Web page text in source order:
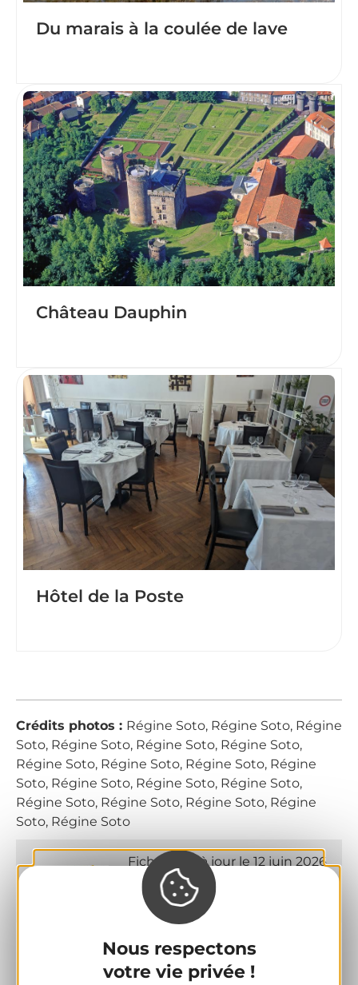
Nous respectons
votre vie privée !
Du marais à la coulée de lave
Château Dauphin
Hôtel de la Poste
Crédits photos : Régine Soto, Régine Soto, Régine
Soto, Régine Soto, Régine Soto, Régine Soto,
Régine Soto, Régine Soto, Régine Soto, Régine
Soto, Régine Soto, Régine Soto, Régine Soto,
Régine Soto, Régine Soto, Régine Soto, Régine
Soto, Régine Soto
Fiche mise à jour le 12 juin 2026
par Office de Tourisme des
Combrailles